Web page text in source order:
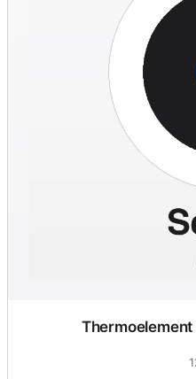
Thermoelement